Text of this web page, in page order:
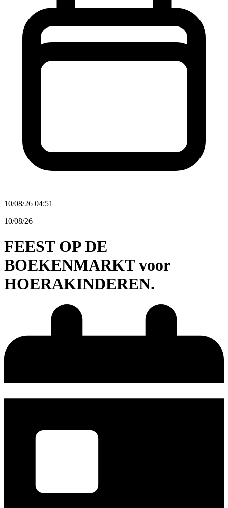
10/08/26 04:51
10/08/26
FEEST OP DE
BOEKENMARKT voor
HOERAKINDEREN.